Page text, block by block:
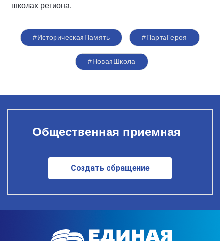
школах региона.
#ИсторическаяПамять #ПартаГероя
#НоваяШкола
Общественная приемная
Создать обращение